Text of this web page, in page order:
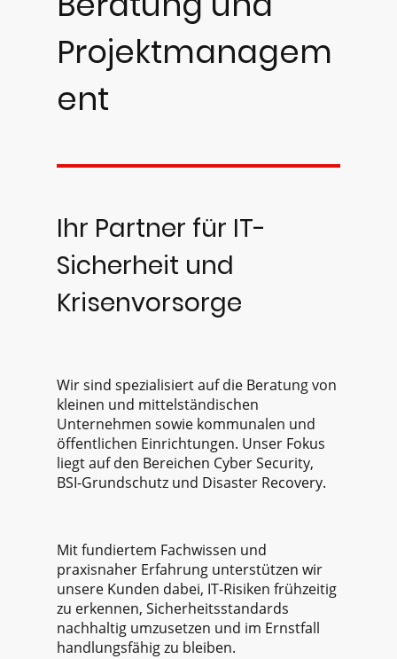
Projektmanagem
ent
Ihr Partner für IT-
Sicherheit und
Krisenvorsorge
Wir sind spezialisiert auf die Beratung von
kleinen und mittelständischen
Unternehmen sowie kommunalen und
öffentlichen Einrichtungen. Unser Fokus
liegt auf den Bereichen Cyber Security,
BSI-Grundschutz und Disaster Recovery.
Mit fundiertem Fachwissen und
praxisnaher Erfahrung unterstützen wir
unsere Kunden dabei, IT-Risiken frühzeitig
zu erkennen, Sicherheitsstandards
nachhaltig umzusetzen und im Ernstfall
handlungsfähig zu bleiben.